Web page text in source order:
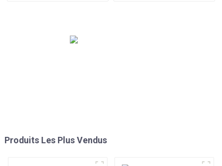
Produits Les Plus Vendus